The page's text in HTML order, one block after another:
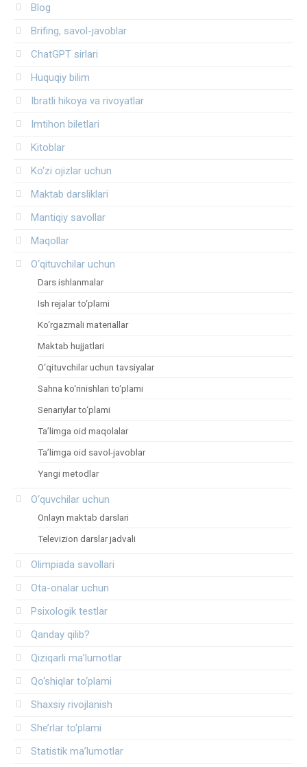
Blog
Brifing, savol-javoblar
ChatGPT sirlari
Huquqiy bilim
Ibratli hikoya va rivoyatlar
Imtihon biletlari
Kitoblar
Ko‘zi ojizlar uchun
Maktab darsliklari
Mantiqiy savollar
Maqollar
O‘qituvchilar uchun
Dars ishlanmalar
Ish rejalar to‘plami
Ko‘rgazmali materiallar
Maktab hujjatlari
O‘qituvchilar uchun tavsiyalar
Sahna ko‘rinishlari to‘plami
Senariylar to‘plami
Ta’limga oid maqolalar
Ta’limga oid savol-javoblar
Yangi metodlar
O‘quvchilar uchun
Onlayn maktab darslari
Televizion darslar jadvali
Olimpiada savollari
Ota-onalar uchun
Psixologik testlar
Qanday qilib?
Qiziqarli ma’lumotlar
Qo‘shiqlar to‘plami
Shaxsiy rivojlanish
She’rlar to‘plami
Statistik ma’lumotlar